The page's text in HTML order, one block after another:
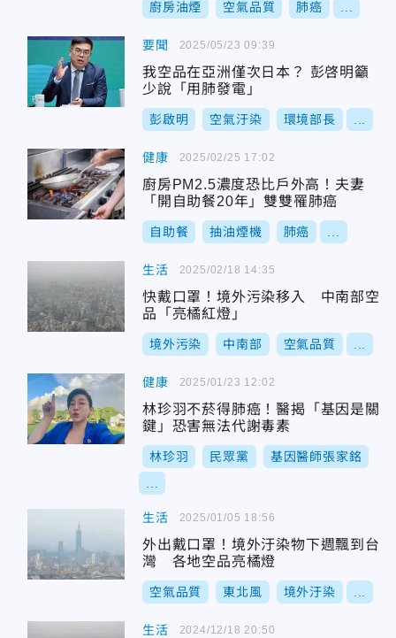
廚房油煙 空氣品質 肺癌
要聞
我空品在亞洲僅次日本？ 彭啓明籲
少說「用肺發電」
彭啟明 空氣汙染 環境部長
2025/05/23 09:39
健康
廚房PM2.5濃度恐比戶外高！夫妻
「開自助餐20年」雙雙罹肺癌
自助餐 抽油煙機 肺癌
2025/02/25 17:02
生活
快戴口罩！境外污染移入 中南部空
品「亮橘紅燈」
境外污染 中南部 空氣品質
2025/02/18 14:35
健康
林珍羽不菸得肺癌！醫揭「基因是關
鍵」恐害無法代謝毒素
林珍羽 民眾黨 基因醫師張家銘
2025/01/23 12:02
生活
外出戴口罩！境外汙染物下週飄到台
灣 各地空品亮橘燈
空氣品質 東北風 境外汙染
2025/01/05 18:56
生活 2024/12/18 20:50